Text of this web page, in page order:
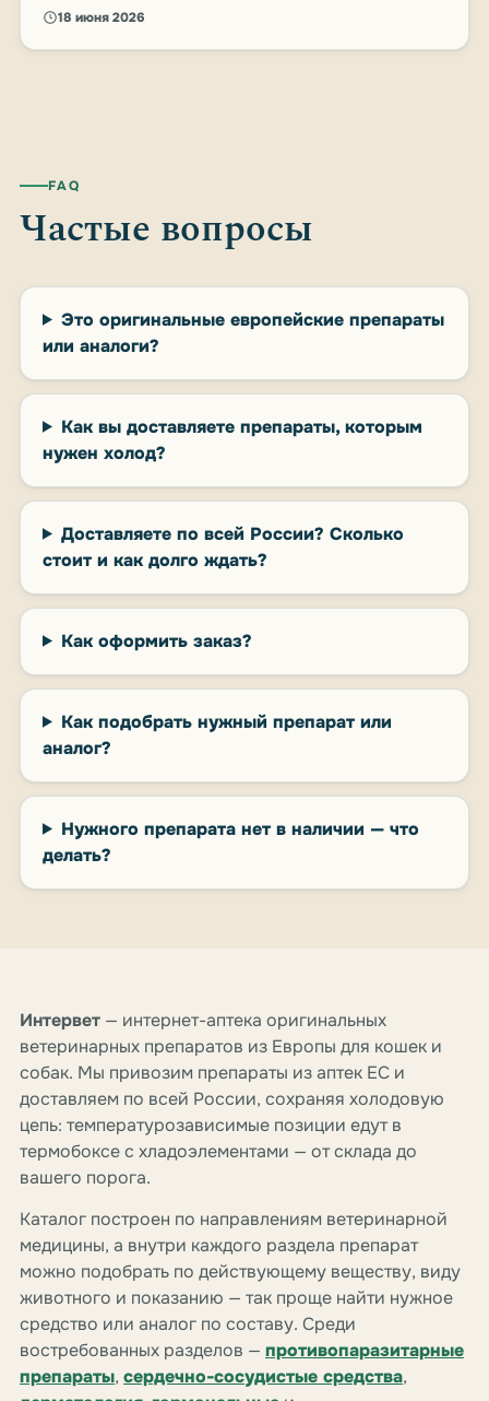
18 июня 2026
FAQ
Частые вопросы
Это оригинальные европейские препараты
или аналоги?
Как вы доставляете препараты, которым
нужен холод?
Доставляете по всей России? Сколько
стоит и как долго ждать?
Как оформить заказ?
Как подобрать нужный препарат или
аналог?
Нужного препарата нет в наличии — что
делать?
Интервет — интернет-аптека оригинальных
ветеринарных препаратов из Европы для кошек и
собак. Мы привозим препараты из аптек ЕС и
доставляем по всей России, сохраняя холодовую
цепь: температурозависимые позиции едут в
термобоксе с хладоэлементами — от склада до
вашего порога.
Каталог построен по направлениям ветеринарной
медицины, а внутри каждого раздела препарат
можно подобрать по действующему веществу, виду
животного и показанию — так проще найти нужное
средство или аналог по составу. Среди
востребованных разделов — противопаразитарные
препараты, сердечно-сосудистые средства,